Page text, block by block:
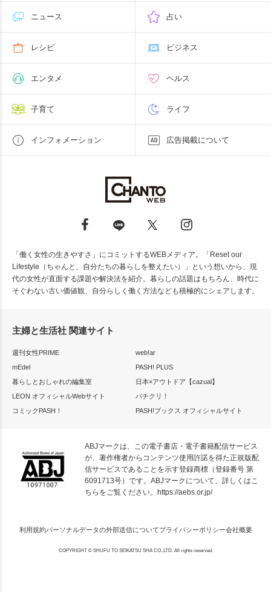
ニュース 占い
レシピ ビジネス
エンタメ ヘルス
子育て ライフ
インフォメーション 広告掲載について
「働く女性の生きやすさ」にコミットするWEBメディア。「Reset our
Lifestyle（ちゃんと、自分たちの暮らしを整えたい）」という想いから、現
代の女性が直面する課題や解決法を紹介。暮らしの話題はもちろん、時代に
そぐわない古い価値観、自分らしく働く方法なども積極的にシェアします。
主婦と生活社 関連サイト
週刊女性PRIME
web!ar
mEdel
PASH! PLUS
暮らしとおしゃれの編集室
日本×アウトドア【cazual】
LEON オフィシャルWebサイト
パチクリ！
コミックPASH！
PASH!ブックス オフィシャルサイト
ABJマークは、この電子書店・電子書籍配信サービス
が、著作権者からコンテンツ使用許諾を得た正規版配
信サービスであることを示す登録商標（登録番号 第
6091713号）です。ABJマークについて、詳しくはこ
ちらをご覧ください。
https://aebs.or.jp/
利用規約パーソナルデータの外部送信についてプライバシーポリシー会社概要
COPYRIGHT © SHUFU TO SEIKATSU SHA CO.,LTD. All rights reserved.